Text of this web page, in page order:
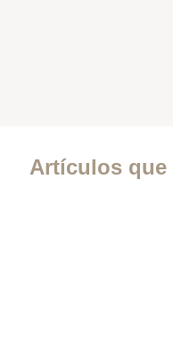
Artículos que